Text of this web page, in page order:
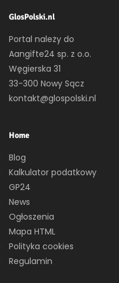
GlosPolski.nl
Portal należy do
Aangifte24 sp. z o.o.
Węgierska 31
33-300 Nowy Sącz
kontakt@glospolski.nl
Home
Blog
Kalkulator podatkowy
GP24
News
Ogłoszenia
Mapa HTML
Polityka cookies
Regulamin